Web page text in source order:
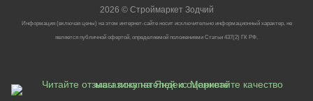
2026 ©Строймаркет Зодчий
Информация (включая цены) на этом интернет-сайте носит исключительно информационный характер, не
является публичной офертой, определяемой положениями Статьи 437(2) ГК РФ.